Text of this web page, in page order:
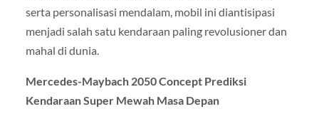
serta personalisasi mendalam, mobil ini diantisipasi
menjadi salah satu kendaraan paling revolusioner dan
mahal di dunia.
Mercedes-Maybach 2050 Concept Prediksi
Kendaraan Super Mewah Masa Depan